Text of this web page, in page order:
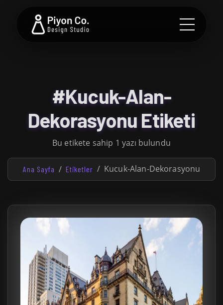
#Kucuk-Alan-
Dekorasyonu Etiketi
Bu etikete sahip 1 yazı bulundu
Ana Sayfa Etiketler Kucuk-Alan-Dekorasyonu